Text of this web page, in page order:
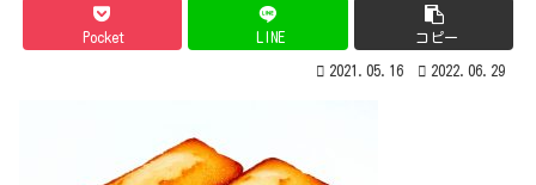
Pocket LINE コピー
2021.05.16 2022.06.29